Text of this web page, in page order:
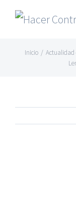
Skip
Inicio / Actualidad